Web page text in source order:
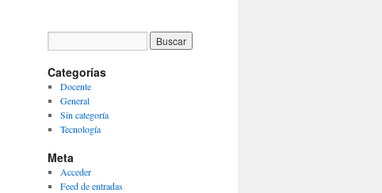
Categorías
Docente
General
Sin categoría
Tecnología
Meta
Acceder
Feed de entradas